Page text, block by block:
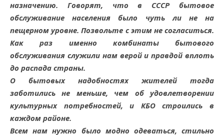
назначению. Говорят, что в СССР бытовое
обслуживание населения было чуть ли не на
пещерном уровне. Позвольте с этим не согласиться.
Как раз именно комбинаты бытового
обслуживания служили нам верой и правдой вплоть
до распада страны.
О бытовых надобностях жителей тогда
заботились не меньше, чем об удовлетворении
культурных потребностей, и КБО строились в
каждом районе.
Всем нам нужно было модно одеваться, стильно